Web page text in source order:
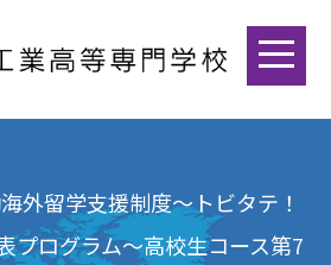
外留学支援制度～トビタテ！
プログラム～高校生コース第7